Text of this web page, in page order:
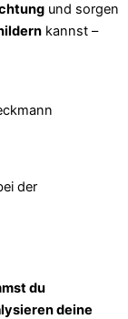
und sorgen
kannst –
du
deine